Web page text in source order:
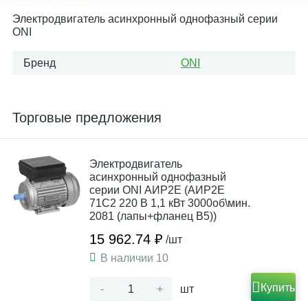
Электродвигатель асинхронный однофазный серии
ONI
Бренд ONI
Торговые предложения
Электродвигатель
асинхронный однофазный
серии ONI АИР2Е (АИР2Е
71C2 220 В 1,1 кВт 3000об\мин.
2081 (лапы+фланец В5))
15 962.74 ₽ /шт
В наличии 10
- + шт Купить